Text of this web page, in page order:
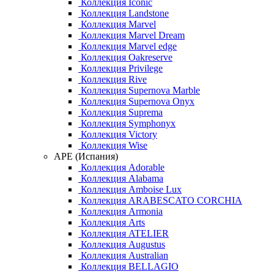
Коллекция Iconic
Коллекция Landstone
Коллекция Marvel
Коллекция Marvel Dream
Коллекция Marvel edge
Коллекция Oakreserve
Коллекция Privilege
Коллекция Rive
Коллекция Supernova Marble
Коллекция Supernova Onyx
Коллекция Suprema
Коллекция Symphonyx
Коллекция Victory
Коллекция Wise
APE (Испания)
Коллекция Adorable
Коллекция Alabama
Коллекция Amboise Lux
Коллекция ARABESCATO CORCHIA
Коллекция Armonia
Коллекция Arts
Коллекция ATELIER
Коллекция Augustus
Коллекция Australian
Коллекция BELLAGIO